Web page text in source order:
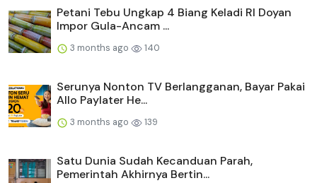
Petani Tebu Ungkap 4 Biang Keladi RI Doyan
Impor Gula-Ancam ...
3 months ago 140
Serunya Nonton TV Berlangganan, Bayar Pakai
Allo Paylater He...
3 months ago 139
Satu Dunia Sudah Kecanduan Parah,
Pemerintah Akhirnya Bertin...